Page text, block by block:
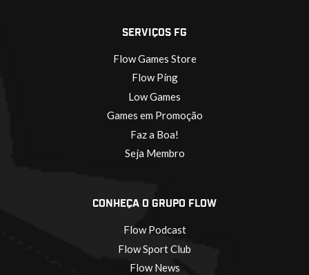
SERVIÇOS FG
Flow Games Store
Flow Ping
Low Games
Games em Promoção
Faz a Boa!
Seja Membro
CONHEÇA O GRUPO FLOW
Flow Podcast
Flow Sport Club
Flow News